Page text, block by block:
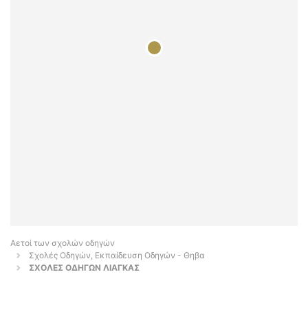
Αετοί των σχολών οδηγών
Σχολές Οδηγών, Εκπαίδευση Οδηγών - Θηβα
ΣΧΟΛΕΣ ΟΔΗΓΩΝ ΛΙΑΓΚΑΣ